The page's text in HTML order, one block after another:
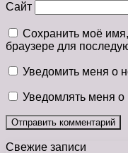
Сайт
Сохранить моё
браузере для
Уведомить меня о
Уведомлять меня о
Свежие записи